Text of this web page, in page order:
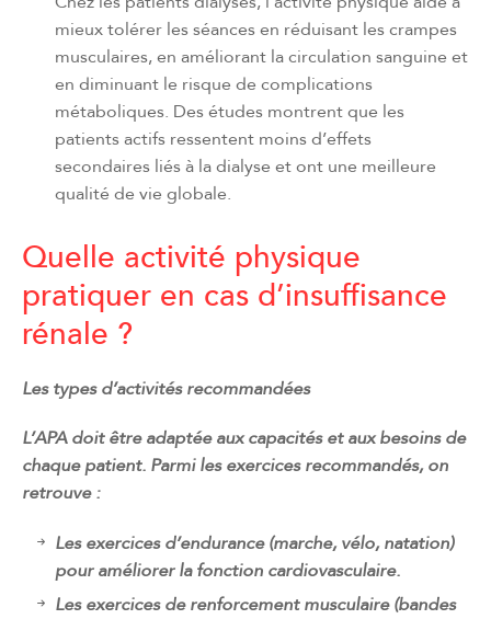
mieux tolérer les séances en réduisant les crampes
musculaires, en améliorant la circulation sanguine et
en diminuant le risque de complications
métaboliques. Des études montrent que les
patients actifs ressentent moins d’effets
secondaires liés à la dialyse et ont une meilleure
qualité de vie globale.
Quelle activité physique
pratiquer en cas d’insuffisance
rénale ?
Les types d’activités recommandées
L’APA doit être adaptée aux capacités et aux besoins de
chaque patient. Parmi les exercices recommandés, on
retrouve :
Les exercices d’endurance (marche, vélo, natation)
pour améliorer la fonction cardiovasculaire.
Les exercices de renforcement musculaire (bandes